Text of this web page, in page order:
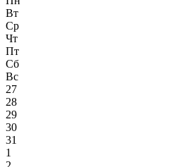
Вт
Ср
Чт
Пт
Сб
Вс
27
28
29
30
31
1